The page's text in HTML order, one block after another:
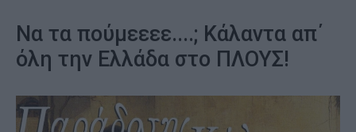
Να τα πούμεεεε....; Κάλαντα απ΄
όλη την Ελλάδα στο ΠΛΟΥΣ!